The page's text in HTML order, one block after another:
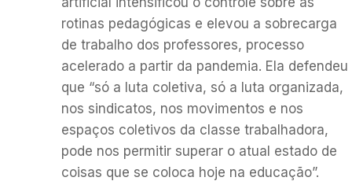
rotinas pedagógicas e elevou a sobrecarga
de trabalho dos professores, processo
acelerado a partir da pandemia. Ela defendeu
que “só a luta coletiva, só a luta organizada,
nos sindicatos, nos movimentos e nos
espaços coletivos da classe trabalhadora,
pode nos permitir superar o atual estado de
coisas que se coloca hoje na educação”.